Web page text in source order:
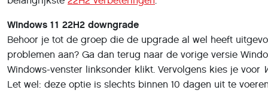
Windows 11 22H2 downgrade
Behoor je tot de groep die de upgrade al wel heeft
problemen aan? Ga dan terug naar de vorige versie
Windows-venster linksonder klikt. Vervolgens kies je voor
Let wel: deze optie is slechts binnen 10 dagen uit te